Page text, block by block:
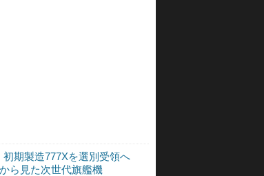
初期製造777Xを選別受領へ
ら見た次世代旗艦機